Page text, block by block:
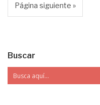
Página siguiente »
Buscar